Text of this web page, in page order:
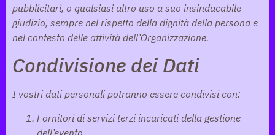
pubblicitari, o qualsiasi altro uso a suo insindacabile
giudizio, sempre nel rispetto della dignità della persona e
nel contesto delle attività dell’Organizzazione.
Condivisione dei Dati
I vostri dati personali potranno essere condivisi con:
Fornitori di servizi terzi incaricati della gestione
dell’evento.